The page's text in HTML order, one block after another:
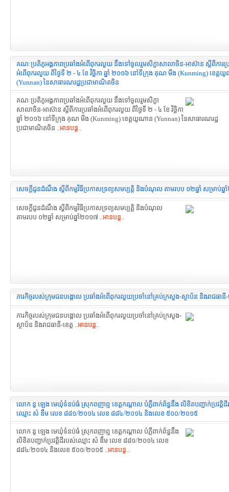
គណៈប្រតិភូអង្គភាពប្រឆាំងអំពើពុករលួយ នឹងទៅចូលរួមសិក្ខាសាលាចិន-អាស៊ាន ស្តីពីការប្
អំពើពុករលួយ ពីថ្ងៃទី ២ - ៤ ខែ វិច្ឆិកា ឆ្នាំ ២០១៦ នៅទីក្រុង គុណ មីង (Kunming) ខេត្ត
(Yunnan) នៃសាធារណរដ្ឋប្រជាមាណិតចិន
គណៈប្រតិភូអង្គភាពប្រឆាំងអំពើពុករលួយ នឹងទៅចូលរួមសិក្ខា
សាលាចិន-អាស៊ាន ស្តីពីការប្រឆាំងអំពើពុករលួយ ពីថ្ងៃទី ២ - ៤ ខែ វិច្ឆិកា
ឆ្នាំ ២០១៦ នៅទីក្រុង គុណ មីង (Kunming) ខេត្តយូណាន (Yunnan) នៃសាធារណរដ្ឋ
ប្រជាមាណិតចិន ..អានបន្ត..
សេចក្ដីជូនដំណឹង ស្ដីពីកម្មវិធីប្រកាសទ្រព្យសមប្បត្តិ និងបំណុល តាមរបប ០២ឆ្នាំ សម្រាប់ឆ្
សេចក្ដីជូនដំណឹង ស្ដីពីកម្មវិធីប្រកាសទ្រព្យសមប្បត្តិ និងបំណុល
តាមរបប ០២ឆ្នាំ សម្រាប់ឆ្នាំ២០១៧ ..អានបន្ត..
ភារកិច្ចរបស់ក្រុមជនបង្គោល ប្រឆាំងអំពើពុករលួយប្រចាំនៅគ្រប់ក្រសួង-ស្ថាប័ន និងរាជធានី-
ភារកិច្ចរបស់ក្រុមជនបង្គោល ប្រឆាំងអំពើពុករលួយប្រចាំនៅគ្រប់ក្រសួង-
ស្ថាប័ន និងរាជធានី-ខេត្ត ..អានបន្ត..
លោក នូ ឡេង មេឃុំទំនប់ធំ ស្រុកពញាឮ ខេត្តកណ្តាល បំភ្លឺពាក់ព័ន្ធនឹង លិខិតបញ្ជាក់ប្រវត្តិ
ឈ្មោះ សំ ឌឹម លេខ ៨៨១/២០១៤ លេខ ៨៨៤/២០១៤ និងលេខ ៥០០/២០១៥
លោក នូ ឡេង មេឃុំទំនប់ធំ ស្រុកពញាឮ ខេត្តកណ្តាល បំភ្លឺពាក់ព័ន្ធនឹង
លិខិតបញ្ជាក់ប្រវត្តិដីរបស់ឈ្មោះ សំ ឌឹម លេខ ៨៨១/២០១៤ លេខ
៨៨៤/២០១៤ និងលេខ ៥០០/២០១៥ ..អានបន្ត..